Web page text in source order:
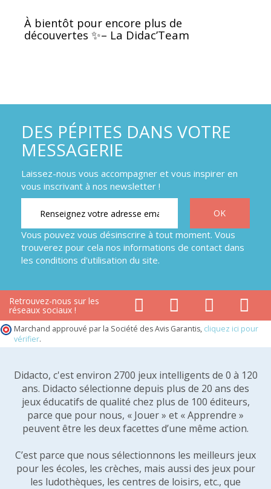
À bientôt pour encore plus de
découvertes ✨– La Didac’Team
DES PÉPITES DANS VOTRE
MESSAGERIE
Laissez-nous vous accompagner et vous inspirer en
vous inscrivant à nos newsletter !
Vous pouvez vous désinscrire à tout moment. Vous
trouverez pour cela nos informations de contact dans
les conditions d'utilisation du site.
Retrouvez-nous sur les
réseaux sociaux !
Marchand approuvé par la Société des Avis Garantis, cliquez ici pour
vérifier.
Didacto, c'est environ 2700 jeux intelligents de 0 à 120
ans. Didacto sélectionne depuis plus de 20 ans des
jeux éducatifs de qualité chez plus de 100 éditeurs,
parce que pour nous, « Jouer » et « Apprendre »
peuvent être les deux facettes d’une même action.
C’est parce que nous sélectionnons les meilleurs jeux
pour les écoles, les crèches, mais aussi des jeux pour
les ludothèques, les centres de loisirs, etc., que